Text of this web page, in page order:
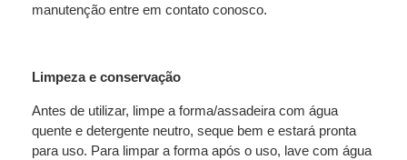
manutenção entre em contato conosco.
Limpeza e conservação
Antes de utilizar, limpe a forma/assadeira com água
quente e detergente neutro, seque bem e estará pronta
para uso. Para limpar a forma após o uso, lave com água